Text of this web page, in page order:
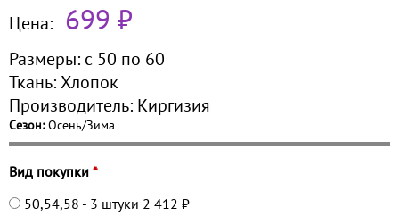
Цена: 699 ₽
Размеры: с 50 по 60
Ткань:Хлопок
Производитель: Киргизия
Сезон:Осень/Зима
Вид покупки *
50,54,58 - 3 штуки 2 412 ₽